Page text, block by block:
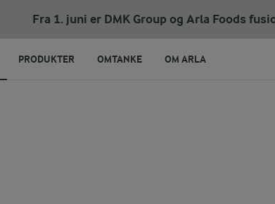
Fra 1. juni er DMK Group og Arla Foods
PRODUKTER OMTANKE OM ARLA